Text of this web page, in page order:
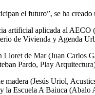
el futuro”, se ha
artificial aplicada al AECO
de Vivienda y Agenda
Lloret de Mar (Juan
Pardo, Play
madera (Jesús Uriol,
la Escuela A Baiuca (Abalo